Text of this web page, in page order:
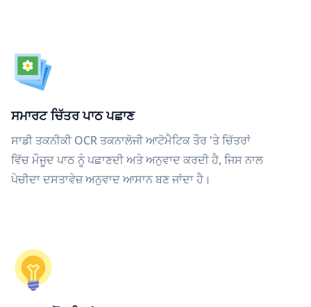
ਸਮਾਰਟ ਚਿੱਤਰ ਪਾਠ ਪਛਾਣ
ਸਾਡੀ ਤਕਨੀਕੀ OCR ਤਕਨਾਲੋਜੀ ਆਟੋਮੈਟਿਕ ਤੌਰ 'ਤੇ ਚਿੱਤਰਾਂ
ਵਿੱਚ ਮੌਜੂਦ ਪਾਠ ਨੂੰ ਪਛਾਣਦੀ ਅਤੇ ਅਨੁਵਾਦ ਕਰਦੀ ਹੈ, ਜਿਸ ਨਾਲ
ਪੇਚੀਦਾ ਦਸਤਾਵੇਜ਼ ਅਨੁਵਾਦ ਆਸਾਨ ਬਣ ਜਾਂਦਾ ਹੈ।